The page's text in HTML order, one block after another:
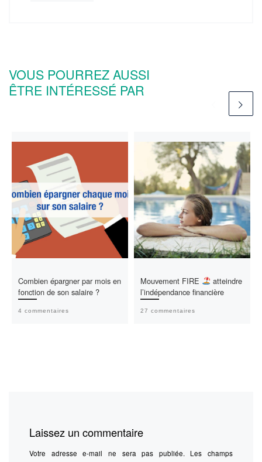
VOUS POURREZ AUSSI
ÊTRE INTÉRESSÉ PAR
Combien épargner par mois en
fonction de son salaire ?
4 commentaires
Mouvement FIRE
atteindre
l’indépendance financière
27 commentaires
Laissez un commentaire
Votre adresse e-mail ne sera pas publiée.
Les champs